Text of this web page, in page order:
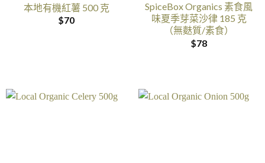
本地有機紅薯 500 克
$70
SpiceBox Organics 素食風
味夏季芽菜沙律 185 克
（無麩質/素食）
$78